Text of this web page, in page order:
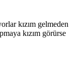
kızım gelmeden
kızım görürse